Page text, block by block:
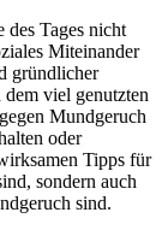
Tages nicht
Miteinander
gründlicher
viel genutzten
Mundgeruch
oder
Tipps für
sondern auch
sind.